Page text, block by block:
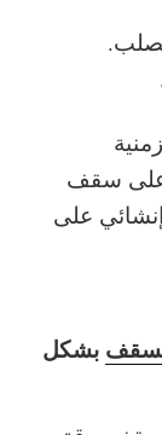
على سقف
على
بشكل